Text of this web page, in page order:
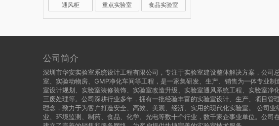
通风柜
重点实验室 食品实验室
公司简介
深圳市华安实验室系统设计工程有限公司，专注于实验室建设整体解决方案，公司
室、实验动物房、GMP净化车间等工程，是一家集研发、生产、销售为一体专业
室设计规划、实验室装修装饰、实验室改造升级、实验室通风系统工程、实验室净
三废处理等。公司深耕行业多年，拥有一批经验丰富的实验室设计、生产、项目管
理念，致力于为客户打造安全、高效、美观、经济、实用的现代化实验室。 公司
业、环境监测、制药、食品、化学、光电等数十个行业，数千家企事业单位。公